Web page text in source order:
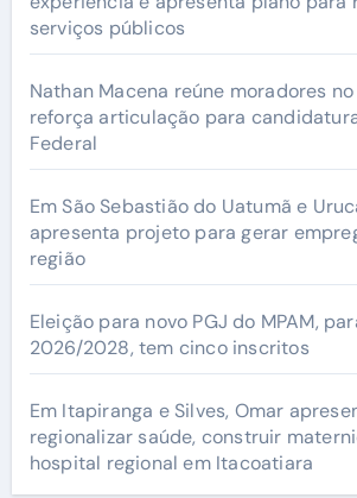
serviços públicos
Nathan Macena reúne moradores
reforça articulação para
Federal
Em São Sebastião do Uatumã e
apresenta projeto para gerar
região
Eleição para novo PGJ do MPAM,
2026/2028, tem cinco inscritos
Em Itapiranga e Silves, Omar
regionalizar saúde, construir
hospital regional em Itacoatiara